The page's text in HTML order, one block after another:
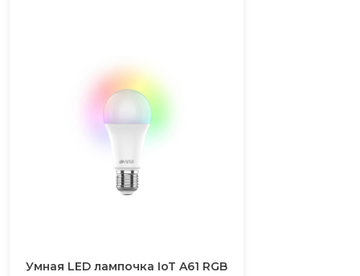
Умная LED лампочка IoT A61 RGB